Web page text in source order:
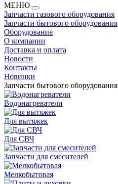
МЕНЮ
Запчасти газового оборудования
Запчасти бытового оборудования
Оборудование
О компании
Доставка и оплата
Новости
Контакты
Новинки
Запчасти бытового оборудования
Водонагреватели
Для вытяжек
Для СВЧ
Запчасти для смесителей
Мелкобытовая